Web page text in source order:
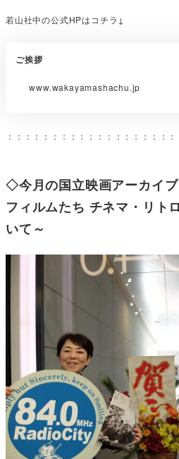
若山社中の公式HPはコチラ↓
ご挨拶
www.wakayamashachu.jp
：：：：：：：：：：：：：：：：：：
◇今月の国立映画アーカイ
フィルムたち チネマ・リト
いて～